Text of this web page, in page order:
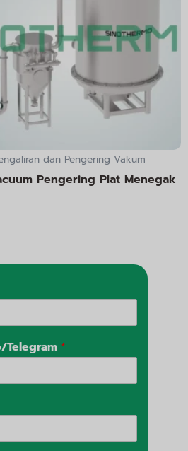
dan Pengering Vakum
Pengering Plat Menegak
Telegram *